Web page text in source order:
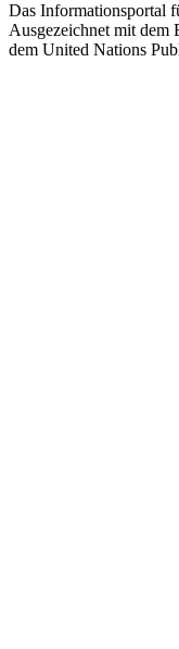
Das Informationsportal
Ausgezeichnet mit dem
dem United Nations